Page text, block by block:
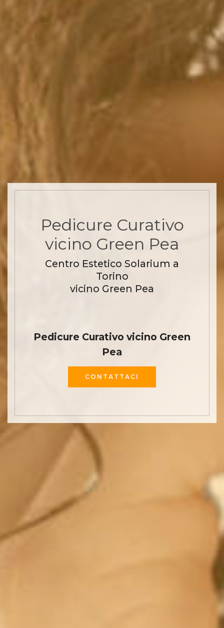
Pedicure Curativo
vicino Green Pea
Centro Estetico Solarium a
Torino
vicino Green Pea
Pedicure Curativo vicino Green
Pea
CONTATTACI